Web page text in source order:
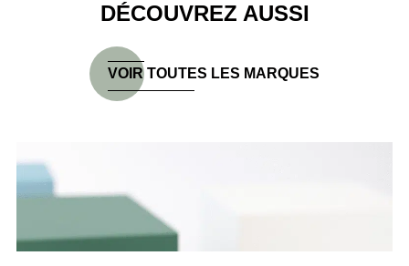
DÉCOUVREZ AUSSI
VOIR TOUTES LES MARQUES